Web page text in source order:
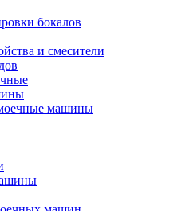
бокалов
и смесители
машины